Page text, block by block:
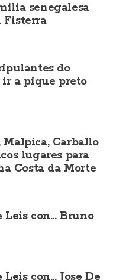
senegalesa
Fisterra
do
a pique preto
Malpica, Carballo
lugares para
Costa da Morte
con... Bruno